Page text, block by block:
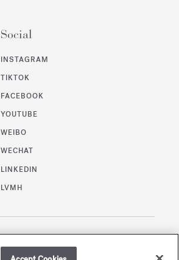
Social
INSTAGRAM
TIKTOK
FACEBOOK
YOUTUBE
WEIBO
WECHAT
LINKEDIN
LVMH